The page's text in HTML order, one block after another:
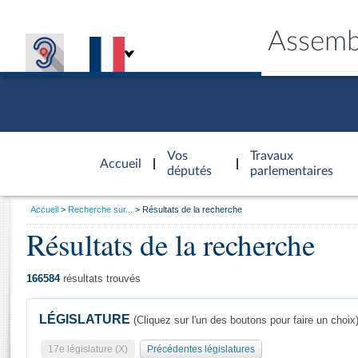
Accueil
d'accueil
Vos
députés
Travaux
parlementaires
Général
Vous
Accueil Recherche sur... Résultats de la recherche
Résultats de la recherche
166584résultats trouvés
LÉGISLATURE (Cliquez sur l'un des boutons pour faire un choix)
17e législature (X) Précédentes législatures